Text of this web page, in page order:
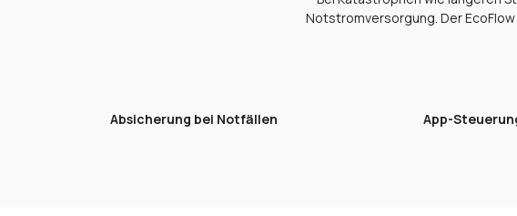
Notstromversorgung. Der
Absicherung bei Notfällen App-